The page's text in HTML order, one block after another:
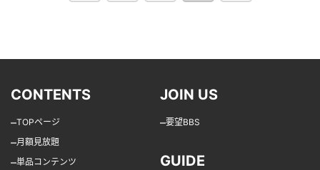
CONTENTS
–TOPページ
–月額見放題
–単品コンテンツ
JOIN US
–要望BBS
GUIDE